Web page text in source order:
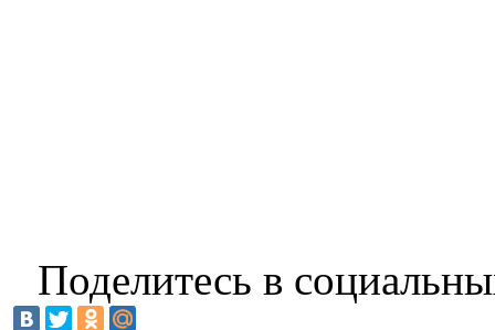
Поделитесь в